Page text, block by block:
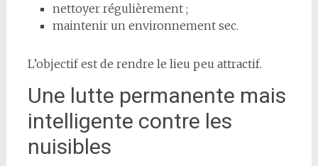
nettoyer régulièrement ;
maintenir un environnement sec.
L’objectif est de rendre le lieu peu attractif.
Une lutte permanente mais
intelligente contre les
nuisibles